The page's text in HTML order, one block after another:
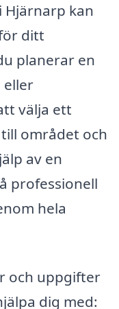
kan
ditt
planerar en
eller
välja ett
området och
av en
professionell
hela
och uppgifter
dig med: